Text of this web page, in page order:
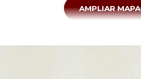
AMPLIAR MAPA